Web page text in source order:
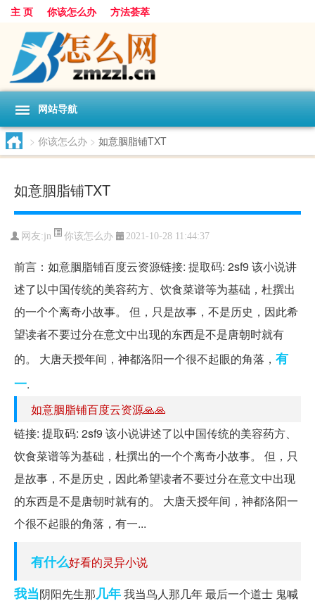
主 页 你该怎么办 方法荟萃
网站导航
> 你该怎么办 > 如意胭脂铺TXT
如意胭脂铺TXT
网友:jn 你该怎么办 2021-10-28 11:44:37
前言：如意胭脂铺百度云资源链接: 提取码: 2sf9 该小说讲
述了以中国传统的美容药方、饮食菜谱等为基础，杜撰出
的一个个离奇小故事。 但，只是故事，不是历史，因此希
望读者不要过分在意文中出现的东西是不是唐朝时就有
的。 大唐天授年间，神都洛阳一个很不起眼的角落， 有
一.
如意胭脂铺百度云资源🙏🙏
链接: 提取码: 2sf9 该小说讲述了以中国传统的美容药方、
饮食菜谱等为基础，杜撰出的一个个离奇小故事。 但，只
是故事，不是历史，因此希望读者不要过分在意文中出现
的东西是不是唐朝时就有的。 大唐天授年间，神都洛阳一
个很不起眼的角落，有一...
有什么好看的灵异小说
我当阴阳先生那几年我当鸟人那几年 最后一个道士 鬼喊